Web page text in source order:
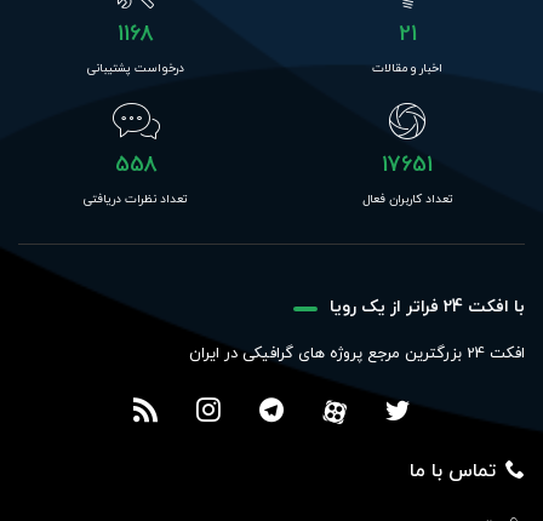
21
اخبار و مقالات
1168
درخواست پشتیبانی
17651
تعداد کاربران فعال
558
تعداد نظرات دریافتی
با افکت 24 فراتر از یک رویا
افکت 24 بزرگترین مرجع پروژه های گرافیکی در ایران
تماس با ما